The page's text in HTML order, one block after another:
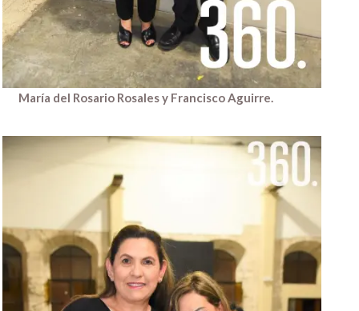
María del Rosario Rosales y Francisco Aguirre.